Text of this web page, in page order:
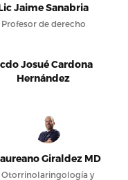
Jaime Sanabria
Profesor de derecho
Josué Cardona
Hernández
Giraldez MD
Otorrinolaringología y